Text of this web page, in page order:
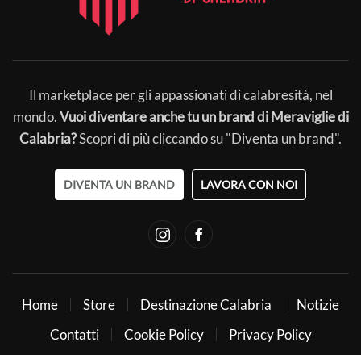
Il marketplace per gli appassionati di calabresità, nel
mondo.Vuoi diventare anche tu un brand di Meraviglie di
Calabria?Scopri di più cliccando su "Diventa un brand".
DIVENTA UN BRAND LAVORA CON NOI
Home Store Destinazione Calabria
Notizie
Contatti
Cookie Policy
Privacy Policy